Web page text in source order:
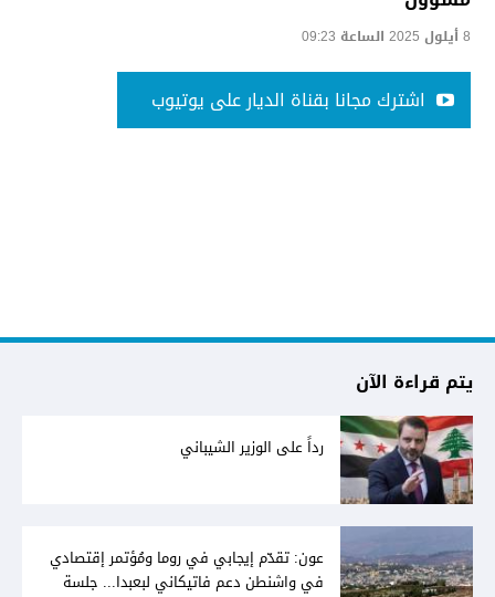
8 أيلول 2025 الساعة 09:23
اشترك مجانا بقناة الديار على يوتيوب
يتم قراءة الآن
رداً على الوزير الشيباني
عون: تقدّم إيجابي في روما ومُؤتمر إقتصادي
في واشنطن دعم فاتيكاني لبعبدا... جلسة